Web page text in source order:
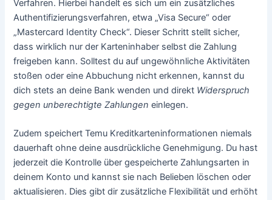
Verfahren. Hierbei handelt es sich um ein zusätzliches
Authentifizierungsverfahren, etwa „Visa Secure“ oder
„Mastercard Identity Check“. Dieser Schritt stellt sicher,
dass wirklich nur der Karteninhaber selbst die Zahlung
freigeben kann. Solltest du auf ungewöhnliche Aktivitäten
stoßen oder eine Abbuchung nicht erkennen, kannst du
dich stets an deine Bank wenden und direkt Widerspruch
gegen unberechtigte Zahlungen einlegen.
Zudem speichert Temu Kreditkarteninformationen niemals
dauerhaft ohne deine ausdrückliche Genehmigung. Du hast
jederzeit die Kontrolle über gespeicherte Zahlungsarten in
deinem Konto und kannst sie nach Belieben löschen oder
aktualisieren. Dies gibt dir zusätzliche Flexibilität und erhöht